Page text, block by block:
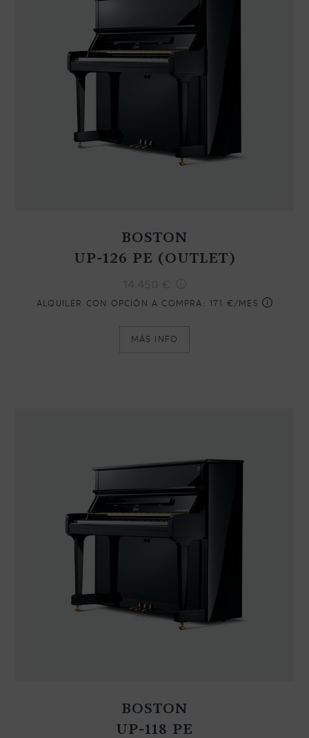
BOSTON
UP-126 PE (OUTLET)
14.450 €
ALQUILER CON OPCIÓN A COMPRA: 171 €/MES
MÁS INFO
BOSTON
UP-118 PE